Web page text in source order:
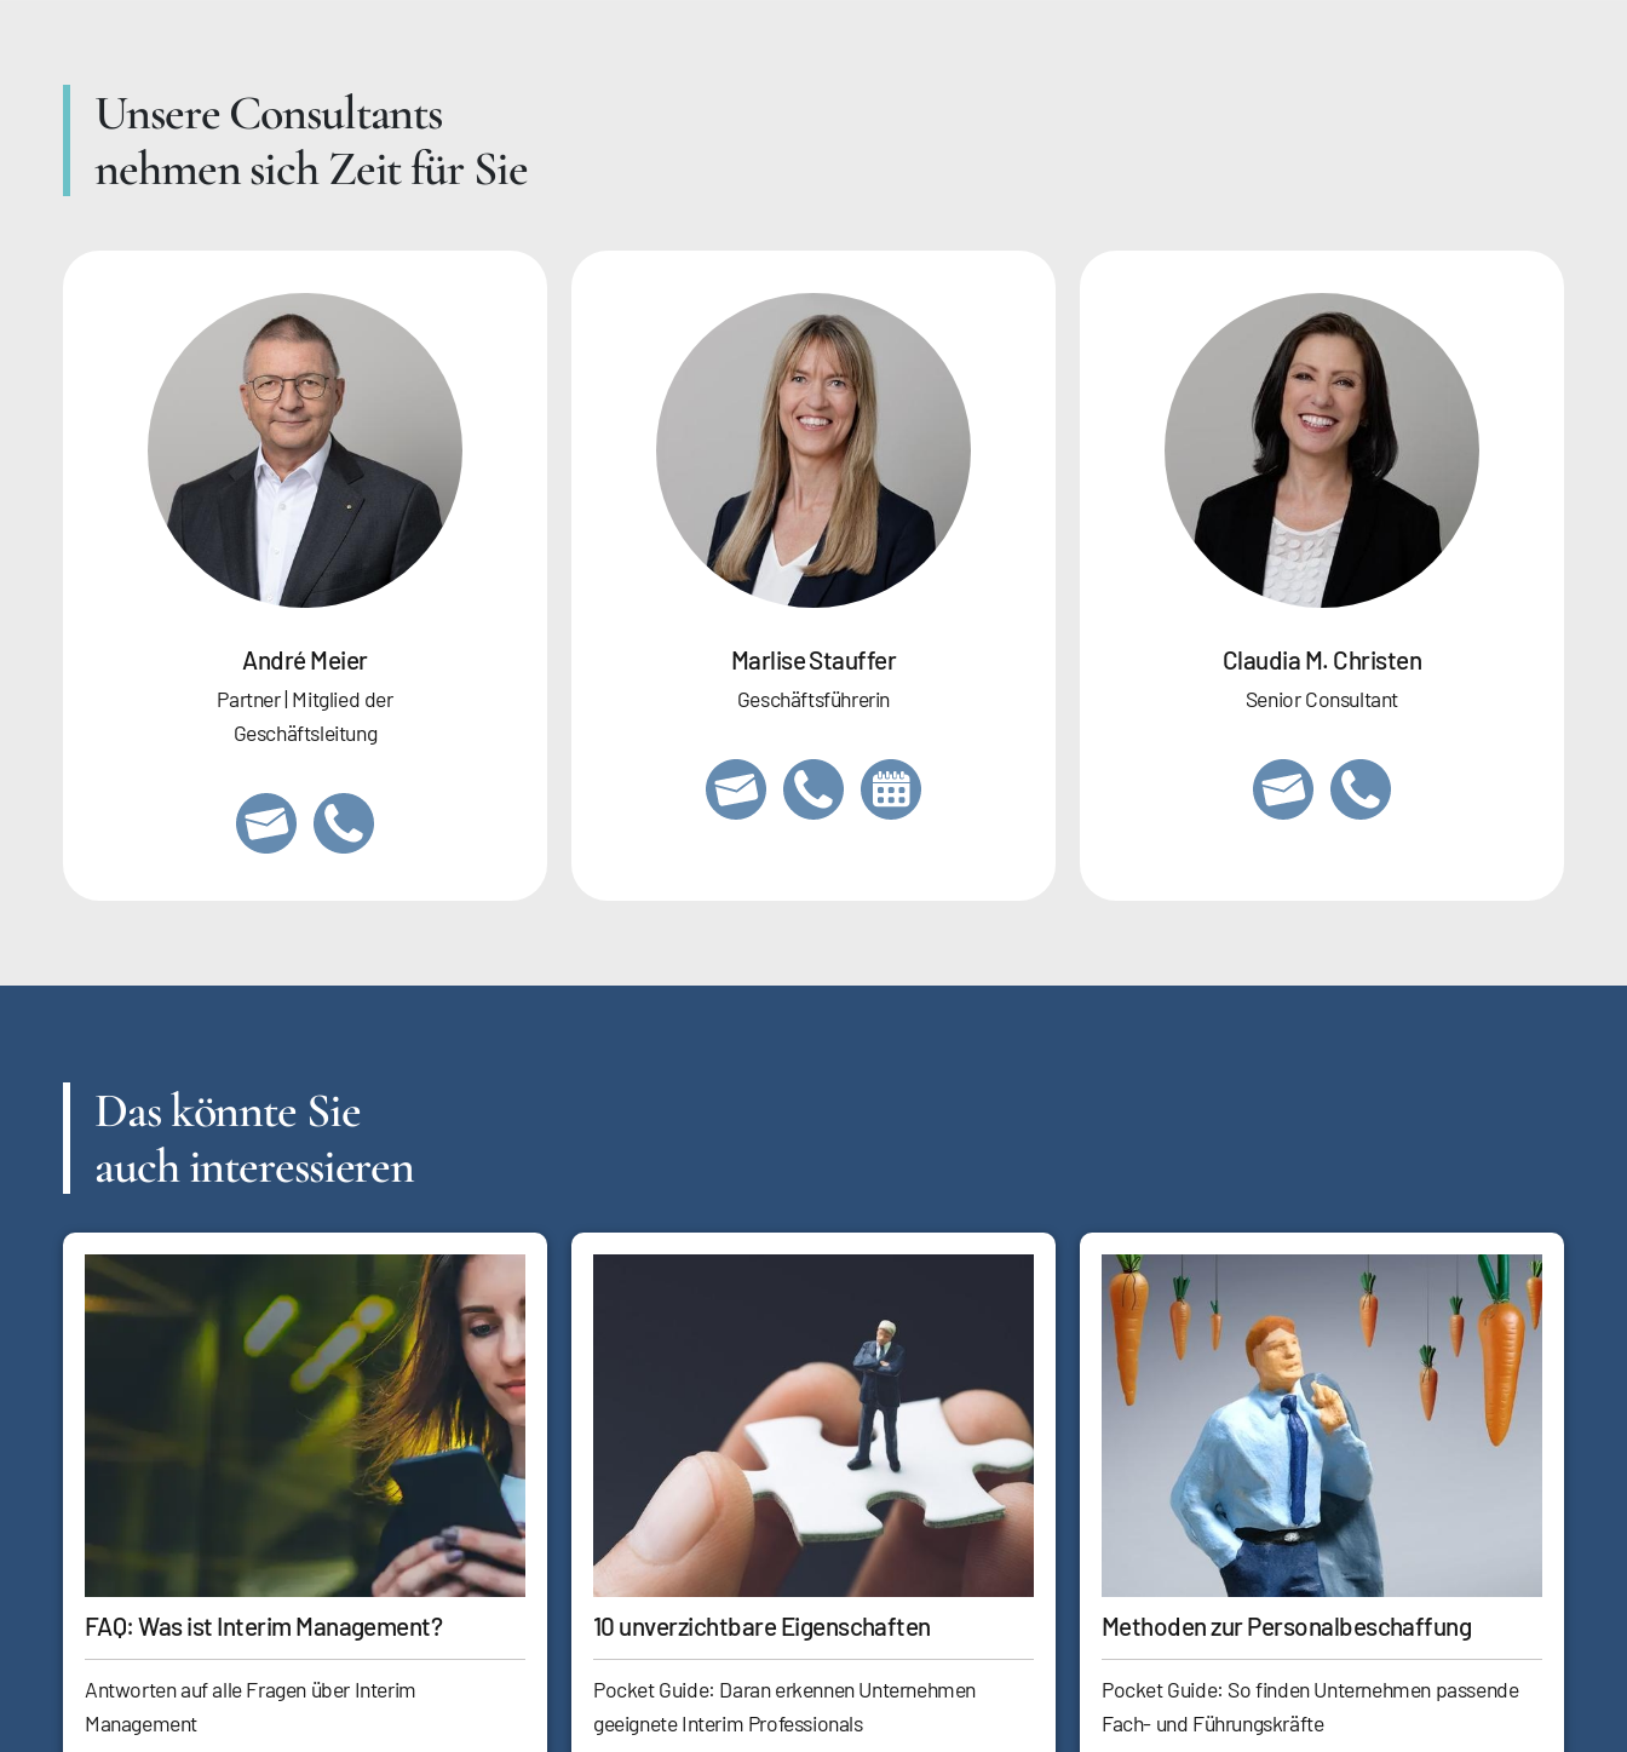
Unsere Consultants
nehmen sich Zeit für Sie
André Meier
Partner | Mitglied der
Geschäftsleitung
Marlise Stauffer
Geschäftsführerin
Claudia M. Christen
Senior Consultant
Das könnte Sie
auch interessieren
FAQ: Was ist Interim Management?
Antworten auf alle Fragen über Interim
Management
10 unverzichtbare Eigenschaften
Pocket Guide: Daran erkennen Unternehmen
geeignete Interim Professionals
Methoden zur Personalbeschaffung
Pocket Guide: So finden Unternehmen passende
Fach- und Führungskräfte